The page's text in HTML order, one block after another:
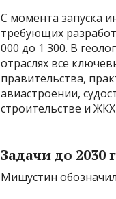
С момента запуска
требующих
000 до 1 300. В
отраслях все
правительства,
авиастроении,
строительстве и
Задачи до 2030
Мишустин